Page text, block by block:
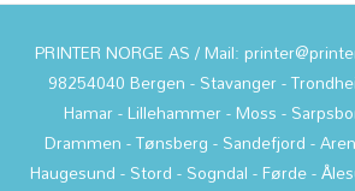
PRINTER NORGE AS / Mail:
98254040 Bergen - Stavanger -
Hamar - Lillehammer - Moss -
Drammen - Tønsberg - Sandefjord -
Haugesund - Stord - Sogndal - Førde -